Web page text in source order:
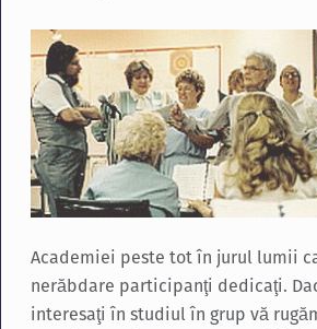
Academiei peste tot în jurul lumii
nerăbdare participanţi dedicaţi.
interesaţi în studiul în grup vă